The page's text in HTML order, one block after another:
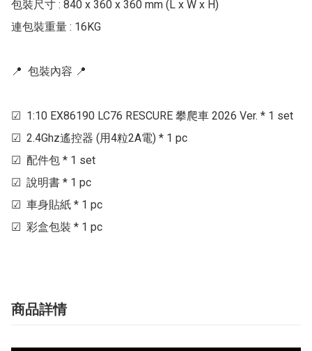
包裝尺寸 : 840 x 360 x 360 mm (L x W x H)
連包裝重量 : 16KG
📍  包裝內容 📍
☑  1:10 EX86190 LC76 RESCURE 攀爬車 2026 Ver. * 1 set
☑  2.4Ghz遙控器 (用4粒2A電) * 1 pc
☑  配件包 * 1 set
☑  說明書 * 1 pc
☑  車身貼紙 * 1 pc
☑  彩盒包裝 * 1 pc
商品詳情